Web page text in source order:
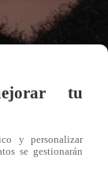
tu
y personalizar
se gestionarán